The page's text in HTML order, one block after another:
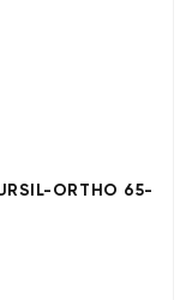
ORTHO 65-